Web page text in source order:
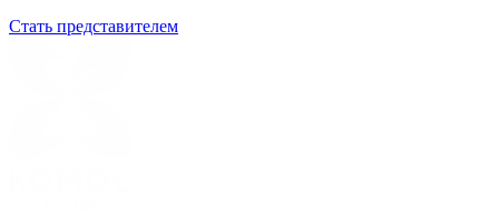
Стать представителем